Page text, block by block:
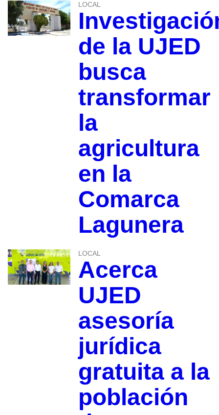
LOCAL
de la UJED
busca
transformar
la
agricultura
en la
Comarca
Lagunera
LOCAL
Acerca
UJED
asesoría
jurídica
gratuita a la
población